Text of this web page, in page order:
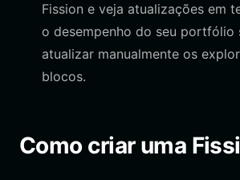
Fission e veja atualizações em
o desempenho do seu portfólio
atualizar manualmente os
blocos.
Como criar uma